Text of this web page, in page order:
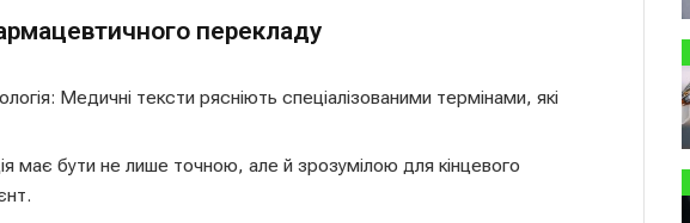
перекладу
Медичні тексти рясніють спеціалізованими термінами, які
має бути не лише точною, але й зрозумілою для кінцевого